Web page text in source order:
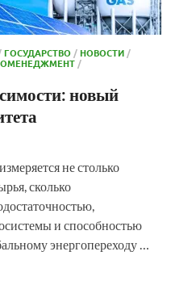
ГОСУДАРСТВО /НОВОСТИ /
/
новый
не столько
сколько
и способностью
энергопереходу …